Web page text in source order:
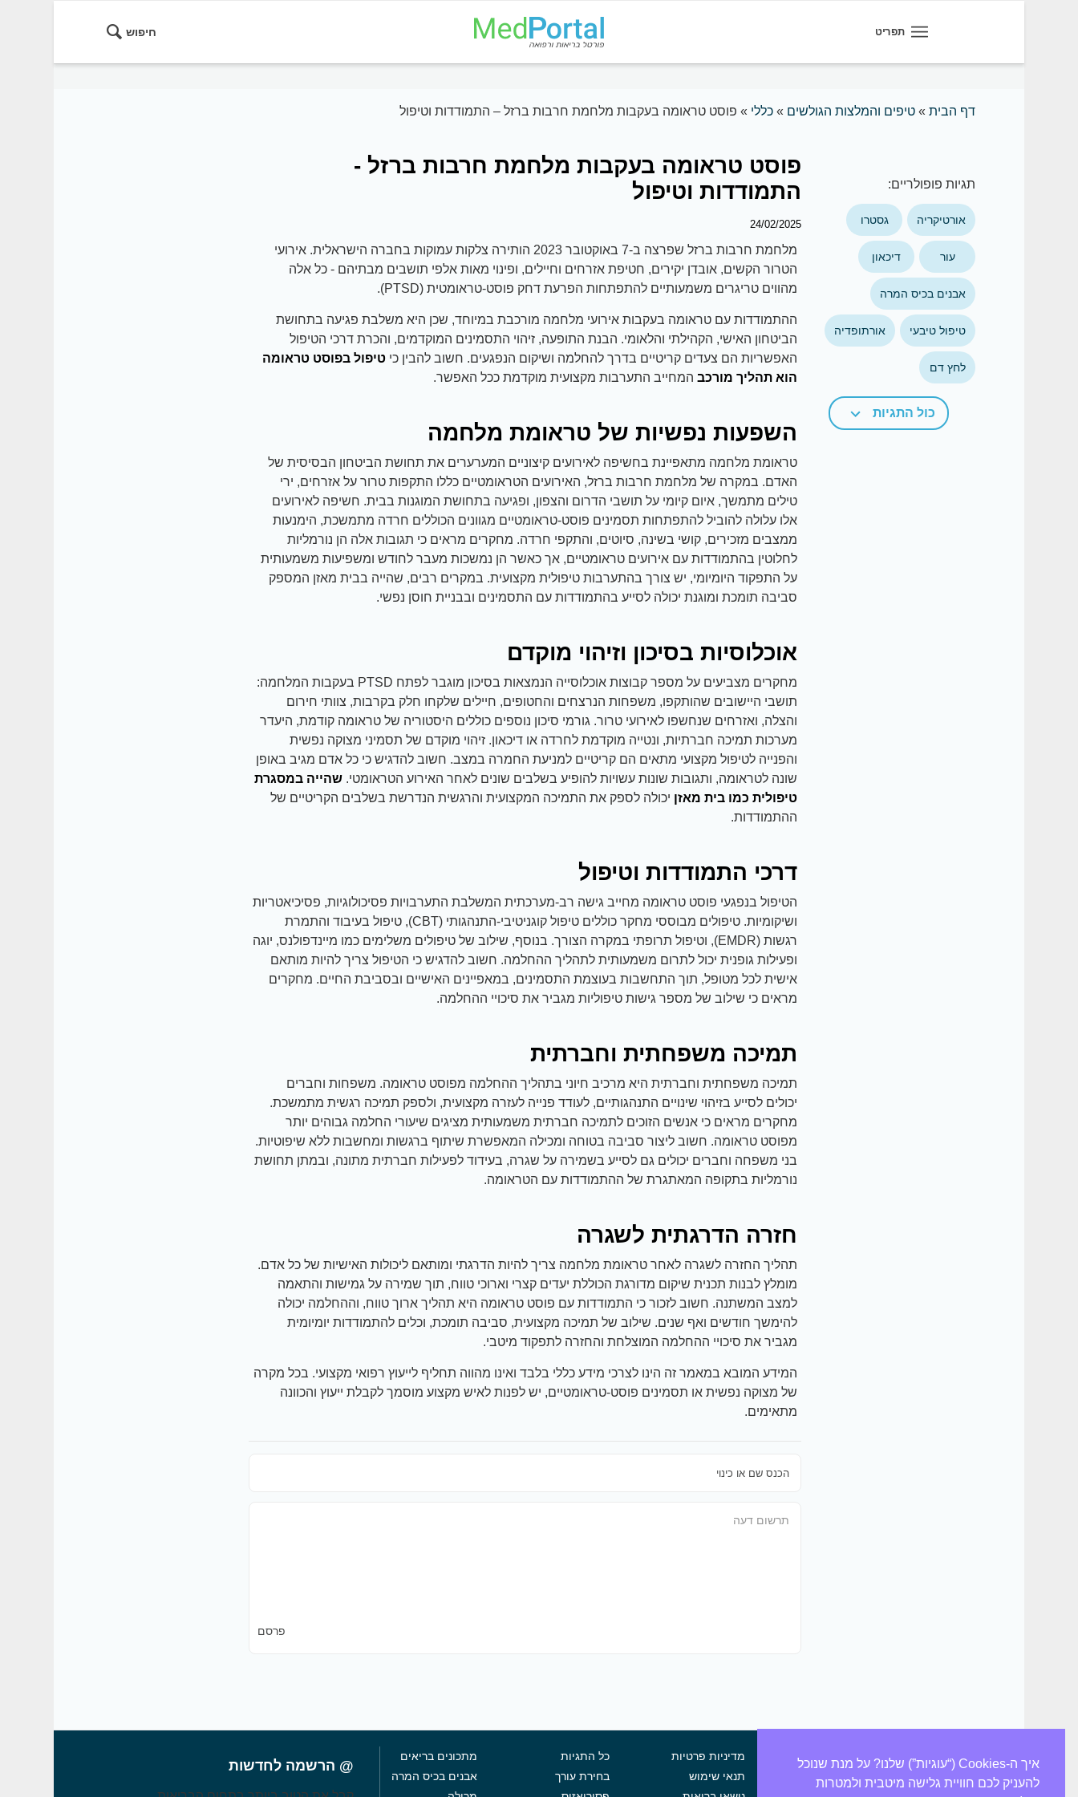
חיפוש תפריט
דף הבית» טיפים והמלצות הגולשים » כללי » פוסט טראומה בעקבות מלחמת חרבות ברזל – התמודדות וטיפול
תגיות פופולריים:
אורטיקריה גסטרו
עור דיכאון
אבנים בכיס המרה
טיפול טיבעי אורתופדיה
לחץ דם
כול התגיות
פוסט טראומה בעקבות מלחמת חרבות ברזל -
התמודדות וטיפול
24/02/2025
מלחמת חרבות ברזל שפרצה ב-7 באוקטובר 2023 הותירה צלקות עמוקות בחברה הישראלית. אירועי
הטרור הקשים, אובדן יקירים, חטיפת אזרחים וחיילים, ופינוי מאות אלפי תושבים מבתיהם - כל אלה
מהווים טריגרים משמעותיים להתפתחות הפרעת דחק פוסט-טראומטית (PTSD).
ההתמודדות עם טראומה בעקבות אירועי מלחמה מורכבת במיוחד, שכן היא משלבת פגיעה בתחושת
הביטחון האישי, הקהילתי והלאומי. הבנת התופעה, זיהוי התסמינים המוקדמים, והכרת דרכי הטיפול
האפשריות הם צעדים קריטיים בדרך להחלמה ושיקום הנפגעים. חשוב להבין כי טיפול בפוסט טראומה
הוא תהליך מורכבהמחייב התערבות מקצועית מוקדמת ככל האפשר.
השפעות נפשיות של טראומת מלחמה
טראומת מלחמה מתאפיינת בחשיפה לאירועים קיצוניים המערערים את תחושת הביטחון הבסיסית של
האדם. במקרה של מלחמת חרבות ברזל, האירועים הטראומטיים כללו התקפות טרור על אזרחים, ירי
טילים מתמשך, איום קיומי על תושבי הדרום והצפון, ופגיעה בתחושת המוגנות בבית. חשיפה לאירועים
אלו עלולה להוביל להתפתחות תסמינים פוסט-טראומטיים מגוונים הכוללים חרדה מתמשכת, הימנעות
ממצבים מזכירים, קושי בשינה, סיוטים, והתקפי חרדה. מחקרים מראים כי תגובות אלה הן נורמליות
לחלוטין בהתמודדות עם אירועים טראומטיים, אך כאשר הן נמשכות מעבר לחודש ומשפיעות משמעותית
על התפקוד היומיומי, יש צורך בהתערבות טיפולית מקצועית. במקרים רבים, שהייה בבית מאזן המספק
סביבה תומכת ומוגנת יכולה לסייע בהתמודדות עם התסמינים ובבניית חוסן נפשי.
אוכלוסיות בסיכון וזיהוי מוקדם
מחקרים מצביעים על מספר קבוצות אוכלוסייה הנמצאות בסיכון מוגבר לפתח PTSD בעקבות המלחמה:
תושבי היישובים שהותקפו, משפחות הנרצחים והחטופים, חיילים שלקחו חלק בקרבות, צוותי חירום
והצלה, ואזרחים שנחשפו לאירועי טרור. גורמי סיכון נוספים כוללים היסטוריה של טראומה קודמת, היעדר
מערכות תמיכה חברתיות, ונטייה מוקדמת לחרדה או דיכאון. זיהוי מוקדם של תסמיני מצוקה נפשית
והפנייה לטיפול מקצועי מתאים הם קריטיים למניעת החמרה במצב. חשוב להדגיש כי כל אדם מגיב באופן
שונה לטראומה, ותגובות שונות עשויות להופיע בשלבים שונים לאחר האירוע הטראומטי. שהייה במסגרת
טיפולית כמו בית מאזן יכולה לספק את התמיכה המקצועית והרגשית הנדרשת בשלבים הקריטיים של
ההתמודדות.
דרכי התמודדות וטיפול
הטיפול בנפגעי פוסט טראומה מחייב גישה רב-מערכתית המשלבת התערבויות פסיכולוגיות, פסיכיאטריות
ושיקומיות. טיפולים מבוססי מחקר כוללים טיפול קוגניטיבי-התנהגותי (CBT), טיפול בעיבוד והתמרת
רגשות (EMDR), וטיפול תרופתי במקרה הצורך. בנוסף, שילוב של טיפולים משלימים כמו מיינדפולנס, יוגה
ופעילות גופנית יכול לתרום משמעותית לתהליך ההחלמה. חשוב להדגיש כי הטיפול צריך להיות מותאם
אישית לכל מטופל, תוך התחשבות בעוצמת התסמינים, במאפיינים האישיים ובסביבת החיים. מחקרים
מראים כי שילוב של מספר גישות טיפוליות מגביר את סיכויי ההחלמה.
תמיכה משפחתית וחברתית
תמיכה משפחתית וחברתית היא מרכיב חיוני בתהליך ההחלמה מפוסט טראומה. משפחות וחברים
יכולים לסייע בזיהוי שינויים התנהגותיים, לעודד פנייה לעזרה מקצועית, ולספק תמיכה רגשית מתמשכת.
מחקרים מראים כי אנשים הזוכים לתמיכה חברתית משמעותית מציגים שיעורי החלמה גבוהים יותר
מפוסט טראומה. חשוב ליצור סביבה בטוחה ומכילה המאפשרת שיתוף ברגשות ומחשבות ללא שיפוטיות.
בני משפחה וחברים יכולים גם לסייע בשמירה על שגרה, בעידוד לפעילות חברתית מתונה, ובמתן תחושת
נורמליות בתקופה המאתגרת של ההתמודדות עם הטראומה.
חזרה הדרגתית לשגרה
תהליך החזרה לשגרה לאחר טראומת מלחמה צריך להיות הדרגתי ומותאם ליכולות האישיות של כל אדם.
מומלץ לבנות תכנית שיקום מדורגת הכוללת יעדים קצרי וארוכי טווח, תוך שמירה על גמישות והתאמה
למצב המשתנה. חשוב לזכור כי התמודדות עם פוסט טראומה היא תהליך ארוך טווח, וההחלמה יכולה
להימשך חודשים ואף שנים. שילוב של תמיכה מקצועית, סביבה תומכת, וכלים להתמודדות יומיומית
מגביר את סיכויי ההחלמה המוצלחת והחזרה לתפקוד מיטבי.
המידע המובא במאמר זה הינו לצרכי מידע כללי בלבד ואינו מהווה תחליף לייעוץ רפואי מקצועי. בכל מקרה
של מצוקה נפשית או תסמינים פוסט-טראומטיים, יש לפנות לאיש מקצוע מוסמך לקבלת ייעוץ והכוונה
מתאימים.
פרסם
מדיניות פרטיות
תנאי שימוש
כל התגיות
בחירת עורך
מתכונים בריאים
אבנים בכיס המרה
@ הרשמה לחדשות
איך ה-Cookies (“עוגיות”) שלנו? על מנת שנוכל
להעניק לכם חוויית גלישה מיטבית ולמטרות